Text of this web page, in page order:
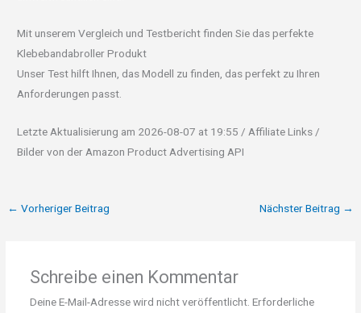
Mit unserem Vergleich und Testbericht finden Sie das perfekte
Klebebandabroller Produkt
Unser Test hilft Ihnen, das Modell zu finden, das perfekt zu Ihren
Anforderungen passt.
Letzte Aktualisierung am 2026-08-07 at 19:55 / Affiliate Links /
Bilder von der Amazon Product Advertising API
← Vorheriger Beitrag Nächster Beitrag →
Schreibe einen Kommentar
Deine E-Mail-Adresse wird nicht veröffentlicht. Erforderliche